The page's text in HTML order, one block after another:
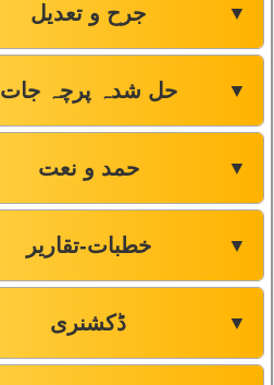
جرح و تعدیل ▼
حل شدہ پرچہ جات ▼
حمد و نعت ▼
خطبات-تقاریر ▼
ڈکشنری ▼